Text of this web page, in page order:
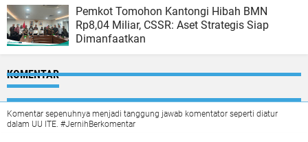
Pemkot Tomohon Kantongi Hibah BMN
Rp8,04 Miliar, CSSR: Aset Strategis Siap
Dimanfaatkan
KOMENTAR
Komentar sepenuhnya menjadi tanggung jawab komentator seperti diatur
dalam UU ITE. #JernihBerkomentar